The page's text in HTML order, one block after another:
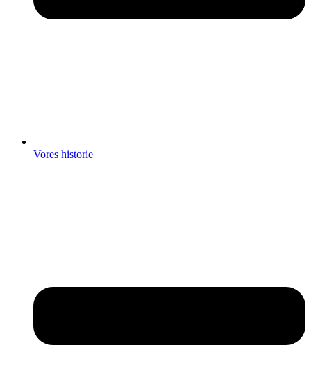
Vores historie